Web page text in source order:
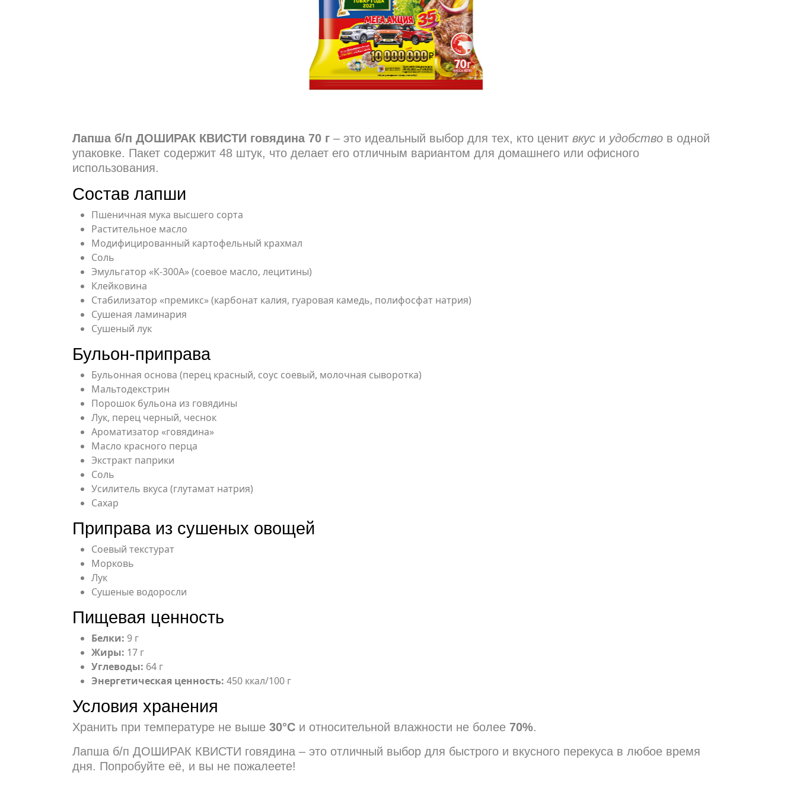
Лапша б/п ДОШИРАК КВИСТИ говядина 70 г – это идеальный выбор для тех, кто ценит вкус и удобство в одной
упаковке. Пакет содержит 48 штук, что делает его отличным вариантом для домашнего или офисного
использования.
Состав лапши
Пшеничная мука высшего сорта
Растительное масло
Модифицированный картофельный крахмал
Соль
Эмульгатор «К-300А» (соевое масло, лецитины)
Клейковина
Стабилизатор «премикс» (карбонат калия, гуаровая камедь, полифосфат натрия)
Сушеная ламинария
Сушеный лук
Бульон-приправа
Бульонная основа (перец красный, соус соевый, молочная сыворотка)
Мальтодекстрин
Порошок бульона из говядины
Лук, перец черный, чеснок
Ароматизатор «говядина»
Масло красного перца
Экстракт паприки
Соль
Усилитель вкуса (глутамат натрия)
Сахар
Приправа из сушеных овощей
Соевый текстурат
Морковь
Лук
Сушеные водоросли
Пищевая ценность
Белки: 9 г
Жиры: 17 г
Углеводы: 64 г
Энергетическая ценность: 450 ккал/100 г
Условия хранения
Хранить при температуре не выше 30°C и относительной влажности не более 70%.
Лапша б/п ДОШИРАК КВИСТИ говядина – это отличный выбор для быстрого и вкусного перекуса в любое время
дня. Попробуйте её, и вы не пожалеете!